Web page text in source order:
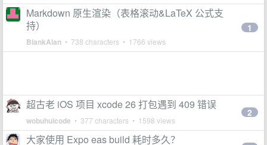
Markdown 原生渲染（表格滚动&LaTeX 公式支
持）
BlankAlan • 738 characters • 1766 views
1
超古老 iOS 项目 xcode 26 打包遇到 409 错误
wobuhuicode • 377 characters • 1598 views
2
大家使用 Expo eas build 耗时多久？